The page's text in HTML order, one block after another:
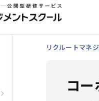
リクルートマネ
コ